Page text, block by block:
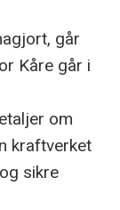
går
Kåre går i
om
kraftverket
sikre